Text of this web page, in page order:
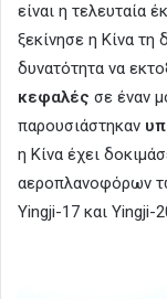
είναι η τελευταία
ξεκίνησε η Κίνα τη
δυνατότητα να
κεφαλές σε έναν
παρουσιάστηκαν
η Κίνα έχει
αεροπλανοφόρων
Yingji-17 και Yingji-